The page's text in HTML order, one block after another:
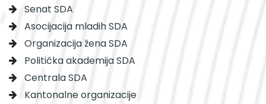
Senat SDA
Asocijacija mladih SDA
Organizacija žena SDA
Politička akademija SDA
Centrala SDA
Kantonalne organizacije